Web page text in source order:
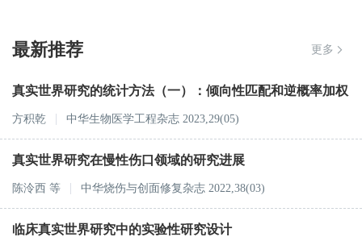
最新推荐 更多
真实世界研究的统计方法（一）：倾向性匹配和逆概率加权
方积乾 中华生物医学工程杂志 2023,29(05)
真实世界研究在慢性伤口领域的研究进展
陈泠西 等 中华烧伤与创面修复杂志 2022,38(03)
临床真实世界研究中的实验性研究设计